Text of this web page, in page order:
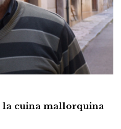
la cuina mallorquina